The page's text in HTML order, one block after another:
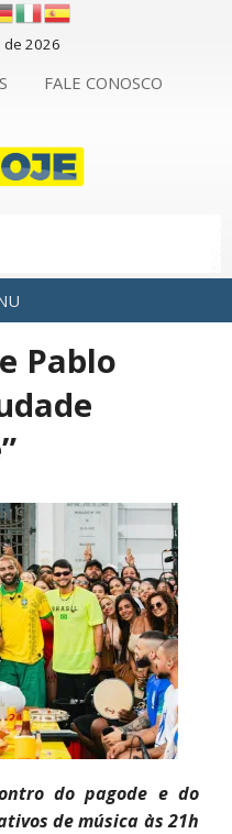
de 2026
FALE CONOSCO
Pablo
do pagode e do
de música às 21h